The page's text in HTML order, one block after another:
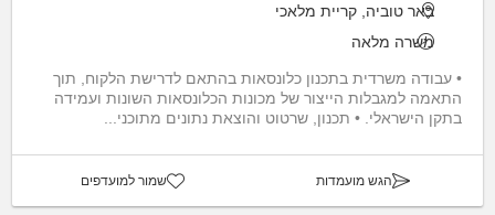
באר טוביה, קריית מלאכי
משרה מלאה
• עבודה משרדית בתכנון כלונסאות בהתאם לדרישת הלקוח, תוך
התאמה למגבלות הייצור של מכונות הכלונסאות השונות ועמידה
בתקן הישראלי. • תכנון, שרטוט והוצאת נתונים מתוכני...
הגש מועמדות שמור למועדפים